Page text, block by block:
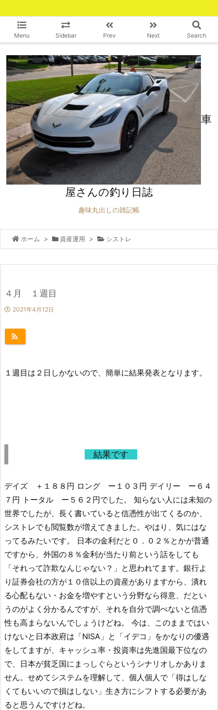
Menu Sidebar Prev Next Search
車
屋さんの釣り日誌
趣味丸出しの雑記帳
ホーム > 資産運用 > シストレ
４月 １週目
2021年4月12日
１週目は２日しかないので、簡単に結果発表となります。
結果です
デイズ ＋１８８円 ロング ー１０３円 デイリー ー６４
７円 トータル ー５６２円でした。 知らない人には未知の
世界でしたが、長く書いていると信憑性が出てくるのか、
シストレでも閲覧数が増えてきました。やはり、気にはな
ってるみたいです。 日本の金利だと０．０２％とかが普通
ですから、外国の８％金利が当たり前という話をしても
「それって詐欺なんじゃない？」と思われてます。銀行よ
り証券会社の方が１０倍以上の資産がありますから、潰れ
る心配もない・お金を増やすという分野なら得意、だとい
うのがよく分かるんですが、それを自分で調べないと信憑
性も高まらないんでしょうけどね。 今は、このままではい
けないと日本政府は「NISA」と「イデコ」をかなりの優遇
をしてますが、キャッシュ率・投資率は先進国最下位なの
で、日本が貧乏国にまっしぐらというシナリオしかありま
せん。せめてシステムを理解して、個人個人で「得はしな
くてもいいので損はしない」生き方にシフトする必要があ
ると思うんですけどね。